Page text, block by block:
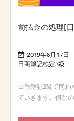
前払金の処理[
 2019年8月17日
日商簿記検定3級
日商簿記3級で問
ていきます。何か